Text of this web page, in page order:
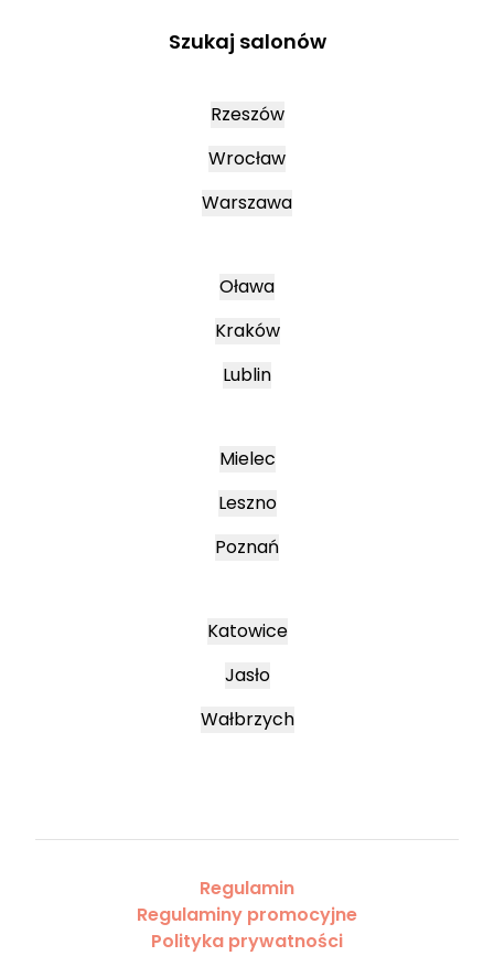
Szukaj salonów
Rzeszów
Wrocław
Warszawa
Oława
Kraków
Lublin
Mielec
Leszno
Poznań
Katowice
Jasło
Wałbrzych
Regulamin
Regulaminy promocyjne
Polityka prywatności